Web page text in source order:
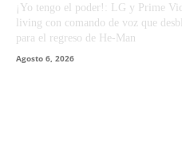
¡Yo tengo el poder!: LG y Prime
living con comando de voz que
para el regreso de He-Man
Agosto 6, 2026